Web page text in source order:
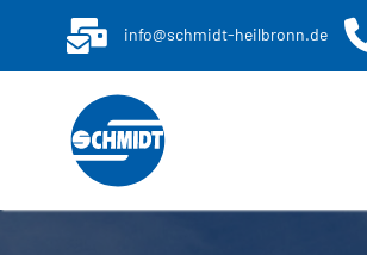
info@schmidt-heilbronn.de